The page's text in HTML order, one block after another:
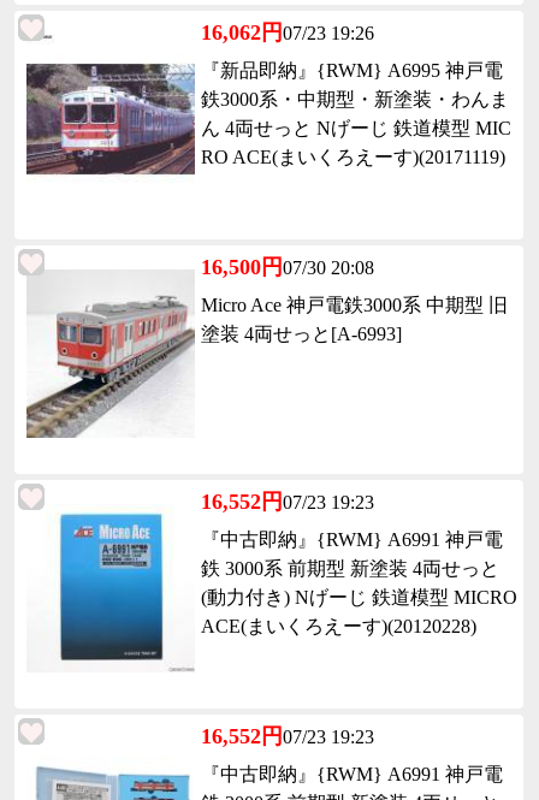
16,062円07/23 19:26
『新品即納』{RWM} A6995 神戸電
鉄3000系・中期型・新塗装・わんま
ん 4両せっと Nげーじ 鉄道模型 MIC
RO ACE(まいくろえーす)(20171119)
16,500円07/30 20:08
Micro Ace 神戸電鉄3000系 中期型 旧
塗装 4両せっと[A-6993]
16,552円07/23 19:23
『中古即納』{RWM} A6991 神戸電
鉄 3000系 前期型 新塗装 4両せっと
(動力付き) Nげーじ 鉄道模型 MICRO
ACE(まいくろえーす)(20120228)
16,552円07/23 19:23
『中古即納』{RWM} A6991 神戸電